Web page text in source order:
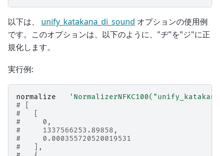
以下は、 unify_katakana_di_sound オプションの使用例
です。このオプションは、以下のように、"ヂ"を"ジ"に正
規化します。
実行例:
normalize
# [
#   [
#     0,
#     1337566253.89858,
#     0.000355720520019531
#   ],